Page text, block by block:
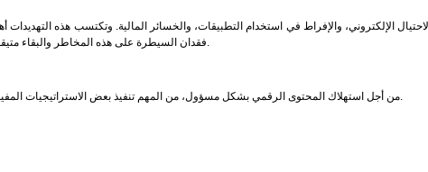
الإلكتروني، والإفراط في استخدام التطبيقات، والخسائر المالية. وتكتسب هذه
فقدان السيطرة على هذه المخاطر والبقاء متيقظاً. إن فهم المخاطر الرقمية هو الخطوة الأولى لإدارتها بفعالية.
من أجل استهلاك المحتوى الرقمي بشكل مسؤول، من المهم تنفيذ بعض الاستراتيجيات المفيدة للمساعدة في الحفاظ على التوازن وتجنب العواقب السلبية.